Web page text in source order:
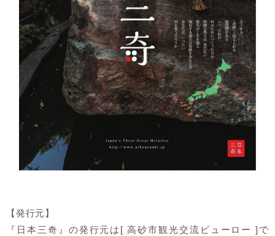
【発行元】
『日本三奇』の発行元は[ 高砂市観光交流ビューロー ]で